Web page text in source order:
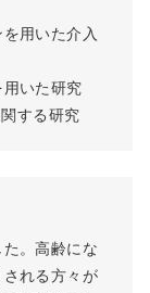
用いた介入
用いた研究
する研究
。高齢にな
れる方々が